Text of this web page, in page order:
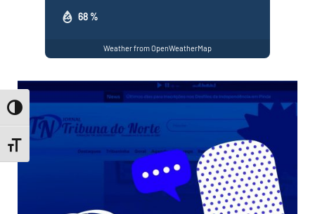
Toggle High Contrast
Toggle Font size
68 %
Weather from OpenWeatherMap